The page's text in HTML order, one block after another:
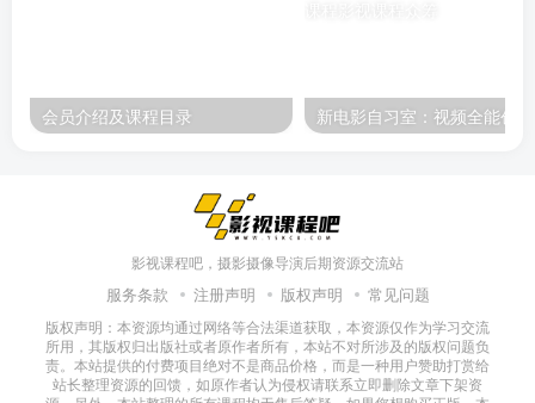
会员介绍及课程目录
影视课程吧，摄影摄像导演后期资源交流站
服务条款 注册声明 版权声明 常见问题
版权声明：本资源均通过网络等合法渠道获取，本资源仅作为学习交流
所用，其版权归出版社或者原作者所有，本站不对所涉及的版权问题负
责。本站提供的付费项目绝对不是商品价格，而是一种用户赞助打赏给
站长整理资源的回馈，如原作者认为侵权请联系立即删除文章下架资